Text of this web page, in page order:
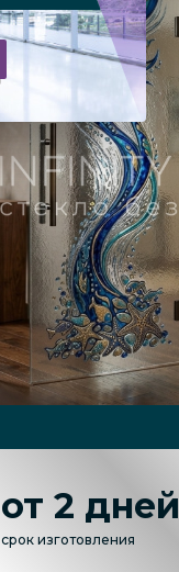
от 2 дней
срок изготовления